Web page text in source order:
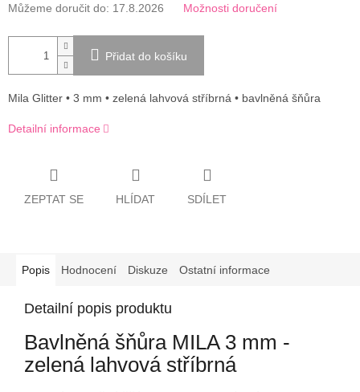
Můžeme doručit do: 17.8.2026 Možnosti doručení
Přidat do košíku
Mila Glitter • 3 mm • zelená lahvová stříbrná • bavlněná šňůra
Detailní informace
ZEPTAT SE HLÍDAT SDÍLET
Popis Hodnocení Diskuze Ostatní informace
Detailní popis produktu
Bavlněná šňůra MILA 3 mm -
zelená lahvová stříbrná